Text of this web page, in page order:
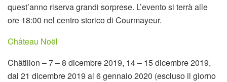
quest’anno riserva grandi sorprese. L’evento si terrà alle
ore 18:00 nel centro storico di Courmayeur.
Château Noël
Châtillon – 7 – 8 dicembre 2019, 14 – 15 dicembre 2019,
dal 21 dicembre 2019 al 6 gennaio 2020 (escluso il giorno